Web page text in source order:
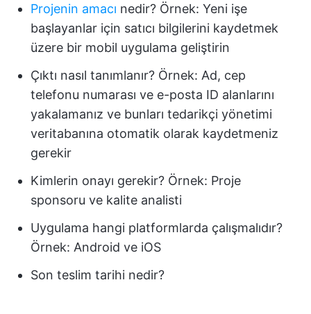
Projenin amacı nedir? Örnek: Yeni işe
başlayanlar için satıcı bilgilerini kaydetmek
üzere bir mobil uygulama geliştirin
Çıktı nasıl tanımlanır? Örnek: Ad, cep
telefonu numarası ve e-posta ID alanlarını
yakalamanız ve bunları tedarikçi yönetimi
veritabanına otomatik olarak kaydetmeniz
gerekir
Kimlerin onayı gerekir? Örnek: Proje
sponsoru ve kalite analisti
Uygulama hangi platformlarda çalışmalıdır?
Örnek: Android ve iOS
Son teslim tarihi nedir?